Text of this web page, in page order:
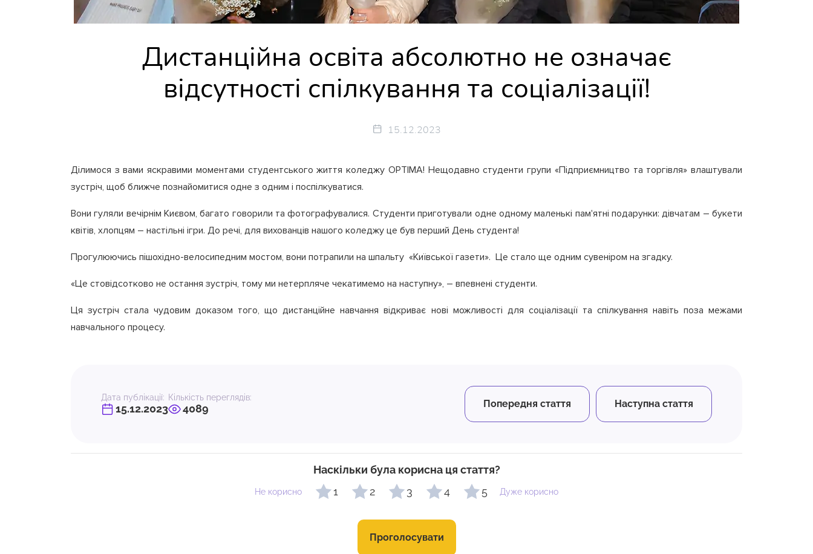
Дистанційна освіта абсолютно не означає
відсутності спілкування та соціалізації!
15.12.2023
Ділимося з вами яскравими моментами студентського життя коледжу OPTIMA! Нещодавно студенти групи «Підприємництво та торгівля» влаштували
зустріч, щоб ближче познайомитися одне з одним і поспілкуватися.
Вони гуляли вечірнім Києвом, багато говорили та фотографувалися. Студенти приготували одне одному маленькі пам'ятні подарунки: дівчатам – букети
квітів, хлопцям – настільні ігри. До речі, для вихованців нашого коледжу це був перший День студента!
Прогулюючись пішохідно-велосипедним мостом, вони потрапили на шпальту «Київської газети». Це стало ще одним сувеніром на згадку.
«Це стовідсотково не остання зустріч, тому ми нетерпляче чекатимемо на наступну», – впевнені студенти.
Ця зустріч стала чудовим доказом того, що дистанційне навчання відкриває нові можливості для соціалізації та спілкування навіть поза межами
навчального процесу.
Дата публікації:
15.12.2023
Кількість переглядів:
4089 Попередня стаття Наступна стаття
Наскільки була корисна ця стаття?
Не корисно 1 2 3 4 5 Дуже корисно
Проголосувати